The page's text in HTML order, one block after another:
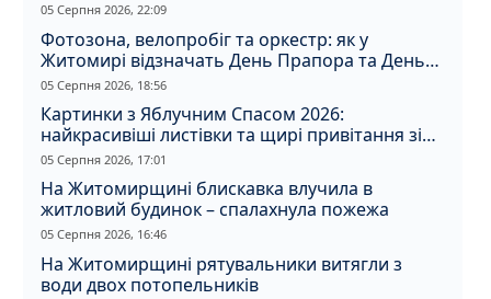
05 Серпня 2026, 22:09
Фотозона, велопробіг та оркестр: як у
Житомирі відзначать День Прапора та День
Незалежності
05 Серпня 2026, 18:56
Картинки з Яблучним Спасом 2026:
найкрасивіші листівки та щирі привітання зі
святом
05 Серпня 2026, 17:01
На Житомирщині блискавка влучила в
житловий будинок – спалахнула пожежа
05 Серпня 2026, 16:46
На Житомирщині рятувальники витягли з
води двох потопельників